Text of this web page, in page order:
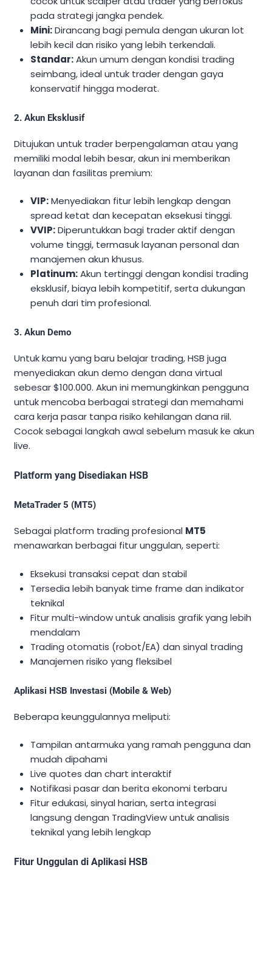
pada strategi jangka pendek.
Mini:Dirancang bagi pemula dengan ukuran lot
lebih kecil dan risiko yang lebih terkendali.
Standar:Akun umum dengan kondisi trading
seimbang, ideal untuk trader dengan gaya
konservatif hingga moderat.
2. Akun Eksklusif
Ditujukan untuk trader berpengalaman atau yang
memiliki modal lebih besar, akun ini memberikan
layanan dan fasilitas premium:
VIP:Menyediakan fitur lebih lengkap dengan
spread ketat dan kecepatan eksekusi tinggi.
VVIP:Diperuntukkan bagi trader aktif dengan
volume tinggi, termasuk layanan personal dan
manajemen akun khusus.
Platinum:Akun tertinggi dengan kondisi trading
eksklusif, biaya lebih kompetitif, serta dukungan
penuh dari tim profesional.
3. Akun Demo
Untuk kamu yang baru belajar trading, HSB juga
menyediakan akun demo dengan dana virtual
sebesar $100.000. Akun ini memungkinkan pengguna
untuk mencoba berbagai strategi dan memahami
cara kerja pasar tanpa risiko kehilangan dana riil.
Cocok sebagai langkah awal sebelum masuk ke akun
live.
Platform yang Disediakan HSB
MetaTrader 5 (MT5)
Sebagai platform trading profesional MT5
menawarkan berbagai fitur unggulan, seperti:
Eksekusi transaksi cepat dan stabil
Tersedia lebih banyak time frame dan indikator
teknikal
Fitur multi-window untuk analisis grafik yang lebih
mendalam
Trading otomatis (robot/EA) dan sinyal trading
Manajemen risiko yang fleksibel
Aplikasi HSB Investasi (Mobile & Web)
Beberapa keunggulannya meliputi:
Tampilan antarmuka yang ramah pengguna dan
mudah dipahami
Live quotes dan chart interaktif
Notifikasi pasar dan berita ekonomi terbaru
Fitur edukasi, sinyal harian, serta integrasi
langsung dengan TradingView untuk analisis
teknikal yang lebih lengkap
Fitur Unggulan di Aplikasi HSB